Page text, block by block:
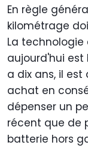
En règle
kilométrage
La
aujourd'hui
a dix ans, il
achat en
dépenser un
récent que de
batterie hors